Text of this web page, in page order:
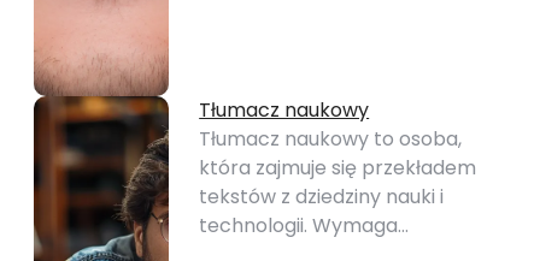
Tłumacz naukowy
Tłumacz naukowy to osoba,
która zajmuje się przekładem
tekstów z dziedziny nauki i
technologii. Wymaga…